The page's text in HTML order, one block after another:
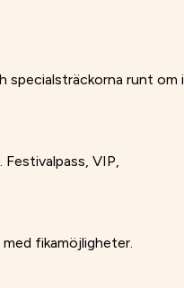
specialsträckorna runt om i
VIP,
fikamöjligheter.